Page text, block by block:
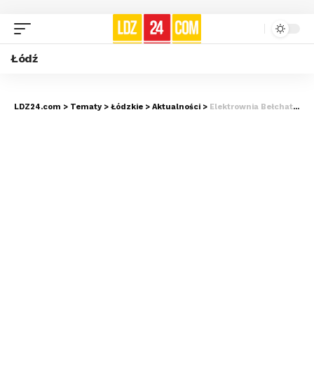
Łódź
LDZ24.com > Tematy > Łódzkie > Aktualności > Elektrownia Bełchatów wzmocniła bezpieczeństwo po ataku rosyjskich dronów